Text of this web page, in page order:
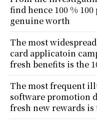
find hence 100 %
genuine worth
The most
card applicatoin
fresh benefits is the
The most frequent
software promotion
fresh new rewards